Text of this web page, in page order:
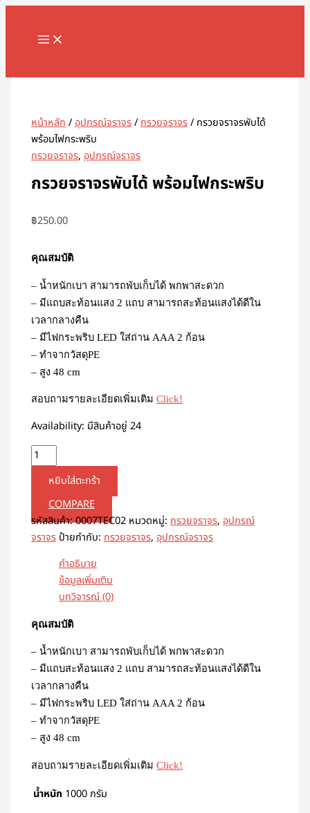
Skip
content
MAIN
หน้าหลัก/อุปกรณ์จราจร/กรวยจราจร/ กรวยจราจรพับได้
พร้อมไฟกระพริบ
กรวยจราจร,อุปกรณ์จราจร
กรวยจราจรพับได้ พร้อมไฟกระพริบ
฿250.00
คุณสมบัติ
– น้ำหนักเบา สามารถพับเก็บได้ พกพาสะดวก
– มีแถบสะท้อนแสง 2 แถบ สามารถสะท้อนแสงได้ดีใน
เวลากลางคืน
– มีไฟกระพริบ LED ใส่ถ่าน AAA 2 ก้อน
– ทำจากวัสดุ​PE
– สูง 48 cm
สอบถามรายละเอียดเพิ่มเติมClick!
Availability: มีสินค้าอยู่ 24
จำนวน
จราจร
ได้
กระ
พริบ
ชิ้น
หยิบใส่ตะกร้า
COMPARE
รหัสสินค้า:0007TEC02 หมวดหมู่:กรวยจราจร,อุปกรณ์
จราจร ป้ายกำกับ:กรวยจราจร,อุปกรณ์จราจร
คำอธิบาย
ข้อมูลเพิ่มเติม
บทวิจารณ์ (0)
คุณสมบัติ
– น้ำหนักเบา สามารถพับเก็บได้ พกพาสะดวก
– มีแถบสะท้อนแสง 2 แถบ สามารถสะท้อนแสงได้ดีใน
เวลากลางคืน
– มีไฟกระพริบ LED ใส่ถ่าน AAA 2 ก้อน
– ทำจากวัสดุ​PE
– สูง 48 cm
สอบถามรายละเอียดเพิ่มเติมClick!
น้ำหนัก 1000 กรัม